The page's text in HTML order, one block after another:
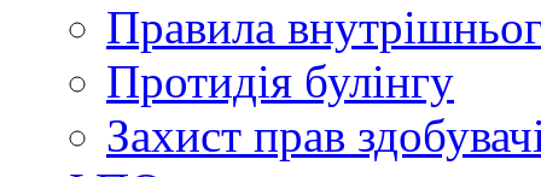
Правила
Протидія булінгу
Захист прав